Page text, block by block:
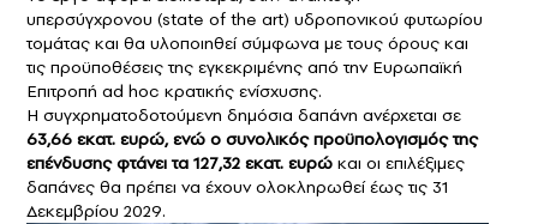
υπερσύγχρονου (state of the art) υδροπονικού φυτωρίου
τομάτας και θα υλοποιηθεί σύμφωνα με τους όρους και
τις προϋποθέσεις της εγκεκριμένης από την Ευρωπαϊκή
Επιτροπή ad hoc κρατικής ενίσχυσης.
Η συγχρηματοδοτούμενη δημόσια δαπάνη ανέρχεται σε
63,66 εκατ. ευρώ, ενώ ο συνολικός προϋπολογισμός της
επένδυσης φτάνει τα 127,32 εκατ. ευρώ και οι επιλέξιμες
δαπάνες θα πρέπει να έχουν ολοκληρωθεί έως τις 31
Δεκεμβρίου 2029.